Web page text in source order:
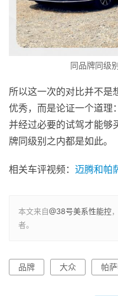
同品牌同级
所以这一次的对比并不是
优秀，而是论证一个道理
并经过必要的试驾才能够
牌同级别之内都是如此。
相关车评视频： 迈腾和帕
本文来自@38号美系性能控
者。
品牌 大众 帕